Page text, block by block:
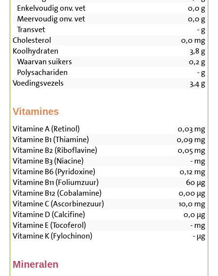
Enkelvoudig onv. vet
0,0 g
Meervoudig onv. vet
0,0 g
Transvet
-g
Cholesterol
0,0 mg
Koolhydraten
3,8 g
Waarvan suikers
0,2 g
Polysachariden
-g
Voedingsvezels
3,4g
Vitamines
Vitamine A (Retinol) 0,03mg
Vitamine B1 (Thiamine)
0,09mg
Vitamine B2 (Riboflavine)
0,05mg
Vitamine B3 (Niacine)
-mg
Vitamine B6 (Pyridoxine)
0,12 mg
Vitamine B11 (Foliumzuur)
60 µg
Vitamine B12 (Cobalamine)
0,00 µg
Vitamine C (Ascorbinezuur)
10,0 mg
Vitamine D (Calcifine)
0,0 µg
Vitamine E (Tocoferol)
-mg
Vitamine K (Fylochinon)
-µg
Mineralen